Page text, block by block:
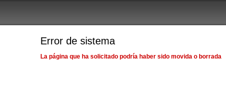
Error de sistema
La página que ha solicitado podría haber sido movida o borrada